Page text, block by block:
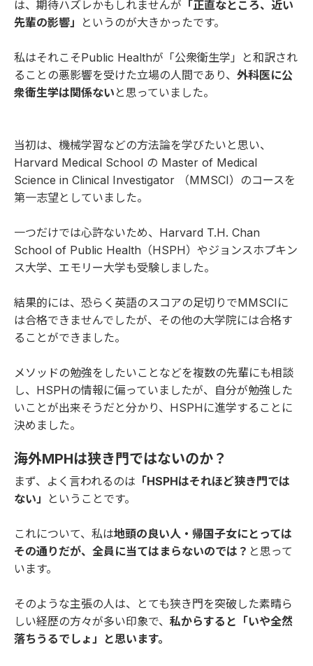
は、期待ハズレかもしれませんが 「正直なところ、近い
先輩の影響」
というのが大きかったです。
私はそれこそPublic Healthが「公衆衛生学」と和訳され
ることの悪影響を受けた立場の人間であり、 外科医に公
衆衛生学は関係ない と思っていました。
当初は、機械学習などの方法論を学びたいと思い、
Harvard Medical School の Master of Medical
Science in Clinical Investigator （MMSCI）のコースを
第一志望としていました。
一つだけでは心許ないため、Harvard T.H. Chan
School of Public Health（HSPH）やジョンスホプキン
ス大学、エモリー大学も受験しました。
結果的には、恐らく英語のスコアの足切りでMMSCIに
は合格できませんでしたが、その他の大学院には合格す
ることができました。
メソッドの勉強をしたいことなどを複数の先輩にも相談
し、HSPHの情報に偏っていましたが、自分が勉強した
いことが出来そうだと分かり、HSPHに進学することに
決めました。
海外MPHは狭き門ではないのか？
まず、よく言われるのは 「HSPHはそれほど狭き門では
ない」
ということです。
これについて、私は地頭の良い人・帰国子女にとっては
その通りだが、全員に当てはまらないのでは？ と思って
います。
そのような主張の人は、とても狭き門を突破した素晴ら
しい経歴の方々が多い印象で、 私からすると「いや全然
落ちうるでしょ」と思います。